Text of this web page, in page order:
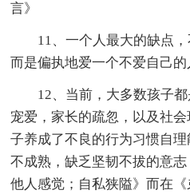
言》
11、一个人最大的缺点
而是偏执地爱一个不爱自己的
12、当前，大多数孩子
宠爱，家长的疏忽，以及社
子养成了不良的行为习惯自
不成熟，缺乏坚韧不拔的意
他人感觉；自私狭隘》而在